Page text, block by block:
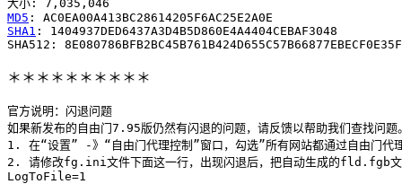
MD5
SHA1 : 1404937DED6437A3D4B5D860E4A4404CEBAF3048
＊＊＊＊＊＊＊＊＊＊
官方说明：闪退问题
如果新发布的自由门7.95版仍然有闪退的问题，请反馈以帮助我们查找问
1. 在“设置” -》“自由门代理控制”窗口，勾选”所有网站都通过自由门代
2. 请修改fg.ini文件下面这一行，出现闪退后，把自动生成的fld.fgb文
LogToFile=1